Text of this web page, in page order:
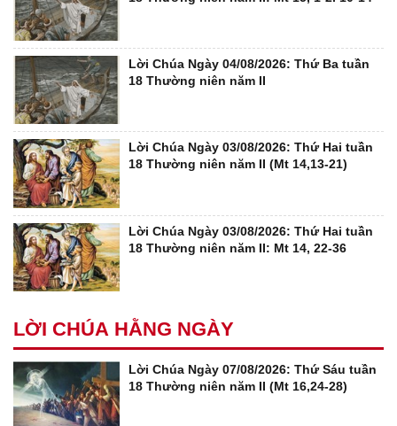
Lời Chúa Ngày 04/08/2026: Thứ Ba tuần
18 Thường niên năm II
Lời Chúa Ngày 03/08/2026: Thứ Hai tuần
18 Thường niên năm II (Mt 14,13-21)
Lời Chúa Ngày 03/08/2026: Thứ Hai tuần
18 Thường niên năm II: Mt 14, 22-36
LỜI CHÚA HẰNG NGÀY
Lời Chúa Ngày 07/08/2026: Thứ Sáu tuần
18 Thường niên năm II (Mt 16,24-28)